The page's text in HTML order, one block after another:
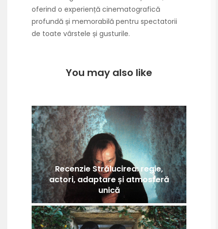
oferind o experiență cinematografică
profundă și memorabilă pentru spectatorii
de toate vârstele și gusturile.
You may also like
Recenzie Strălucirea: regie,
actori, adaptare și atmosferă
unică